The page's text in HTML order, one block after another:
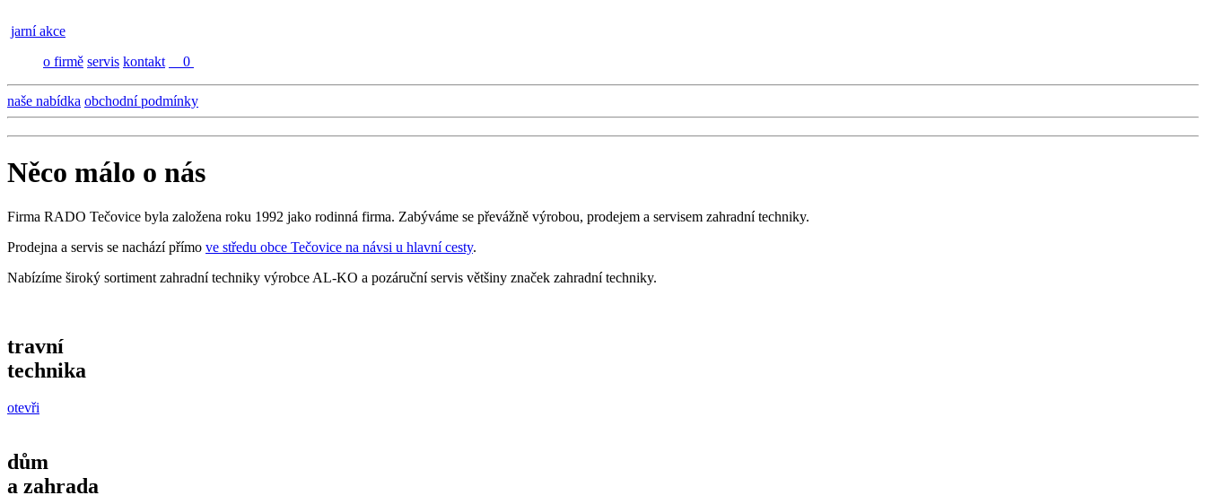
jarní akce
o firmě servis kontakt 0
naše nabídka obchodní podmínky
Něco málo o nás
Firma RADO Tečovice byla založena roku 1992 jako rodinná firma. Zabýváme se převážně výrobou, prodejem a servisem zahradní techniky.
Prodejna a servis se nachází přímo ve středu obce Tečovice na návsi u hlavní cesty.
Nabízíme široký sortiment zahradní techniky výrobce AL-KO a pozáruční servis většiny značek zahradní techniky.
travní
technika
otevři
dům
a zahrada